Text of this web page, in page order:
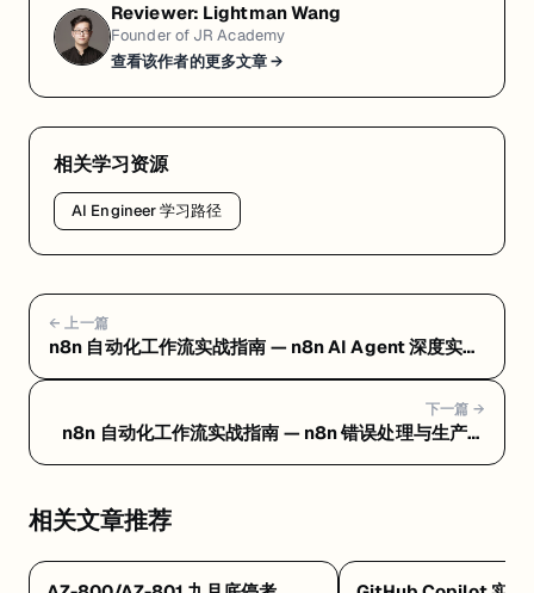
Reviewer: Lightman Wang
Founder of JR Academy
查看该作者的更多文章 →
相关学习资源
AI Engineer 学习路径
← 上一篇
n8n 自动化工作流实战指南 — n8n AI Agent 深度实
下一篇 →
n8n 自动化工作流实战指南 — n8n 错误处理与生产监
相关文章推荐